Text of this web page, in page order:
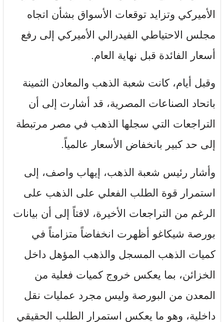
الأميركي وتزايد توقعات الأسواق بشأن اتجاه
مجلس الاحتياطي الفيدرالي الأميركي إلى رفع
أسعار الفائدة قبل نهاية العام.
وقبل أيام، كانت شعبة الذهب والمعادن الثمينة
باتحاد الصناعات المصرية، قد أشارت إلى أن
التراجعات التي سجلها الذهب في مصر مرتبطة
إلى حد كبير بانخفاض الأسعار عالمياً.
وأشار رئيس شعبة الذهب، إيهاب واصف، إلى
استمرار قوة الطلب الفعلي على الذهب على
الرغم من التراجعات الأخيرة، لافتاً إلى أن بيانات
بورصة شيكاغو أظهرت انخفاضاً متزامناً في
كميات الذهب المسجل والذهب المؤهل داخل
الخزائن، بما يعكس خروج كميات فعلية من
المعدن من البورصة وليس مجرد عمليات نقل
داخلية، وهو ما يعكس استمرار الطلب الحقيقي